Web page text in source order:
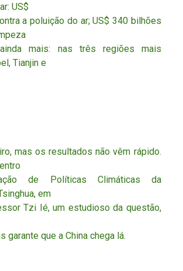
US$
a poluição do ar; US$ 340 bilhões
mais: nas três regiões mais
Tianjin e
mas os resultados não vêm rápido.
de Políticas Climáticas da
em
Tzi Ié, um estudioso da questão,
garante que a China chega lá.